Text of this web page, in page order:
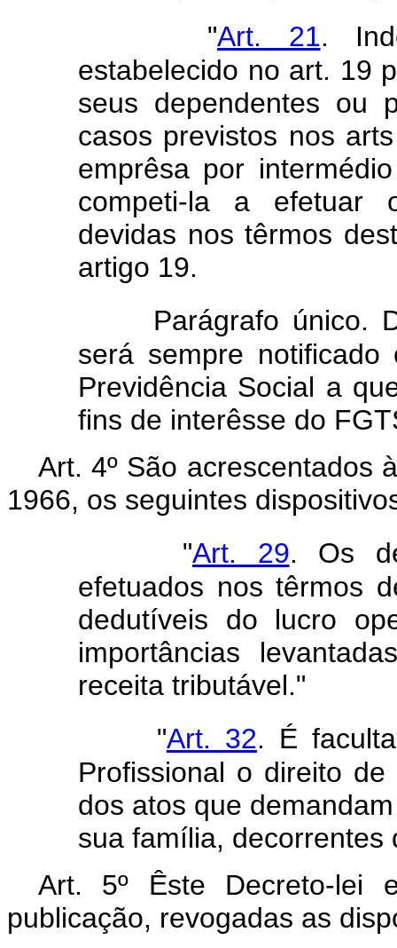
"Art. 21.
estabelecido no art. 19
seus dependentes ou
casos previstos nos
emprêsa por
competi-la a efetuar
devidas nos têrmos
artigo 19.
Parágrafo único.
será sempre
Previdência Social a
fins de interêsse do
Art. 4º São acrescentados
1966, os seguintes
"Art. 29. Os
efetuados nos têrmos
dedutíveis do lucro
importâncias
receita tributável."
"Art. 32. É
Profissional o direito
dos atos que
sua família, decorrentes
Art. 5º Êste Decreto-lei
publicação, revogadas as